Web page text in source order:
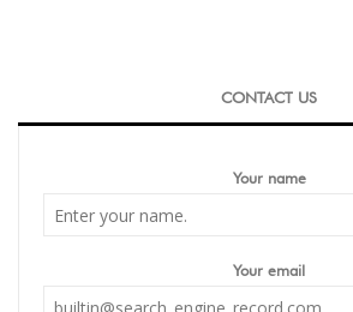
CONTACT US
Your name
Your email